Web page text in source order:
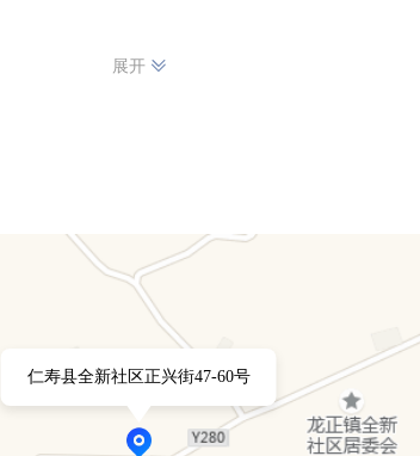
展开
仁寿县全新社区正兴街47-60号